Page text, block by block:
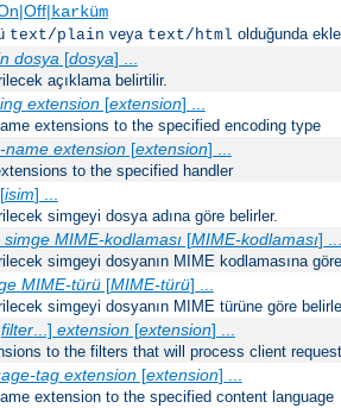
karküm
text/plain veya text/html olduğunda
dosya[dosya] ...
açıklama belirtilir.
extension[extension] ...
extensions to the specified encoding type
name extension[extension] ...
to the specified handler
[isim] ...
simgeyi dosya adına göre belirler.
simge MIME-kodlaması[MIME-kodlaması] ...
simgeyi dosyanın MIME kodlamasına
MIME-türü[MIME-türü] ...
simgeyi dosyanın MIME türüne göre
filter...] extension[extension] ...
to the filters that will process client
tag extension[extension] ...
extension to the specified content language